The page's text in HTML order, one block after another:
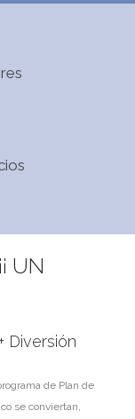
UN
Diversión
de Plan de
se conviertan,